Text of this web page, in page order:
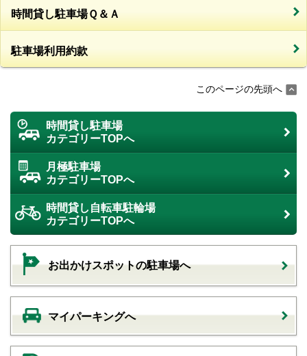
時間貸し駐車場Ｑ＆Ａ
駐車場利用約款
このページの先頭へ
時間貸し駐車場
カテゴリーTOPへ
月極駐車場
カテゴリーTOPへ
時間貸し自転車駐輪場
カテゴリーTOPへ
お出かけスポットの駐車場へ
マイパーキングへ